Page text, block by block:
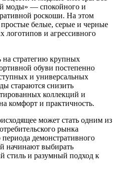
моды» — спокойного и
роскоши. На этом
белые, серые и черные
логотипов и агрессивного
на стратегию крупных
обуви постепенно
и универсальных
стараются снизить
коллекций и
комфорт и практичность.
может стать одним из
рынка
демонстративного
начинают выбирать
стиль и разумный подход к